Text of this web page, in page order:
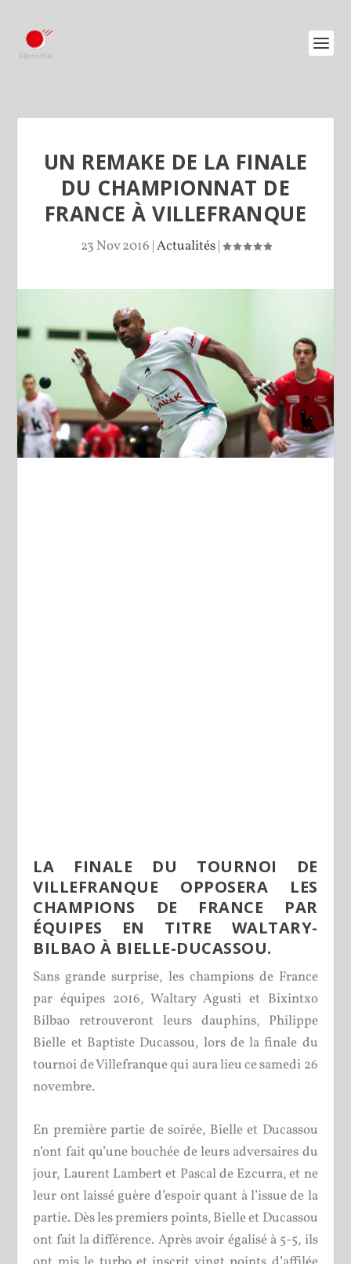
UN REMAKE DE LA FINALE
DU CHAMPIONNAT DE
FRANCE À VILLEFRANQUE
23 Nov 2016 |Actualités|
LA FINALE DU TOURNOI DE
VILLEFRANQUE OPPOSERA LES
CHAMPIONS DE FRANCE PAR
ÉQUIPES EN TITRE WALTARY-
BILBAO À BIELLE-DUCASSOU.
Sans grande surprise, les champions de France
par équipes 2016, Waltary Agusti et Bixintxo
Bilbao retrouveront leurs dauphins, Philippe
Bielle et Baptiste Ducassou, lors de la finale du
tournoi de Villefranque qui aura lieu ce samedi 26
novembre.
En première partie de soirée, Bielle et Ducassou
n’ont fait qu’une bouchée de leurs adversaires du
jour, Laurent Lambert et Pascal de Ezcurra, et ne
leur ont laissé guère d’espoir quant à l’issue de la
partie. Dès les premiers points, Bielle et Ducassou
ont fait la différence. Après avoir égalisé à 5-5, ils